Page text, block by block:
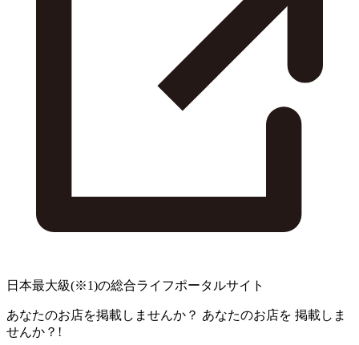
日本最大級(※1)の総合ライフポータルサイト
あなたのお店を掲載しませんか？ あなたのお店を 掲載しま
せんか？!